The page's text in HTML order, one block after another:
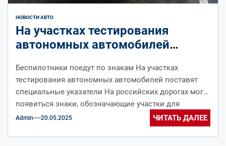
НОВОСТИ АВТО
На участках тестирования
автономных автомобилей
указатели
Беспилотники поедут по знакам На участках
тестирования автономных автомобилей поставят
специальные указатели На российских дорогах могут
появиться знаки, обозначающие участки для
тестирования беспилотных автомобилей. (далее…)
Admin 20.05.2025 ЧИТАТЬ ДАЛЕЕ